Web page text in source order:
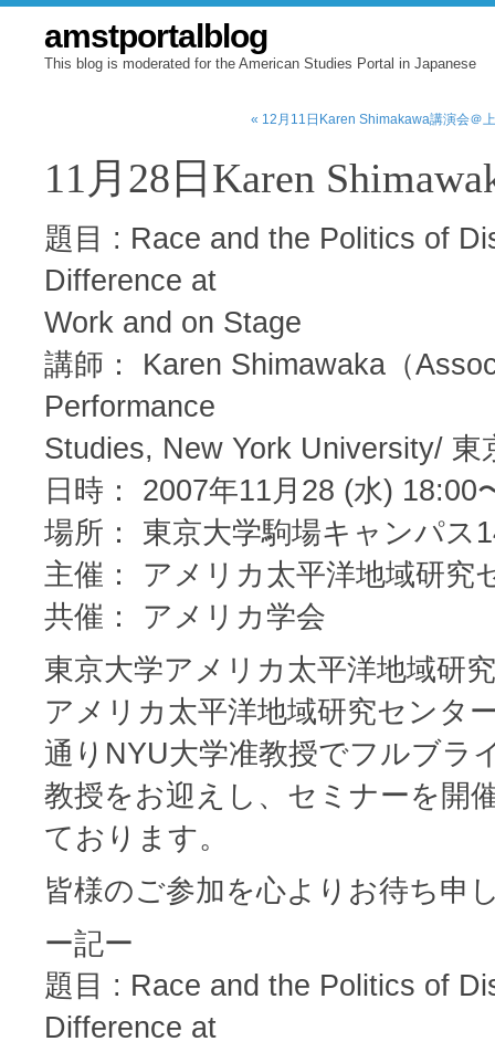
amstportalblog
This blog is moderated for the American Studies Portal in Japanese
« 12月11日Karen Shimakawa講演会＠
11月28日Karen
題目 : Race and the Politics of
Difference at
Work and on Stage
講師： Karen Shimawaka（
Performance
Studies, New York University/
日時： 2007年11月28 (水) 18:00
場所： 東京大学駒場キャンパ
主催： アメリカ太平洋地域研究
共催： アメリカ学会
東京大学アメリカ太平洋地域研
アメリカ太平洋地域研究センタ
通りNYU大学准教授でフルブラ
教授をお迎えし、セミナーを開
ております。
皆様のご参加を心よりお待ち申
ー記ー
題目 : Race and the Politics of
Difference at